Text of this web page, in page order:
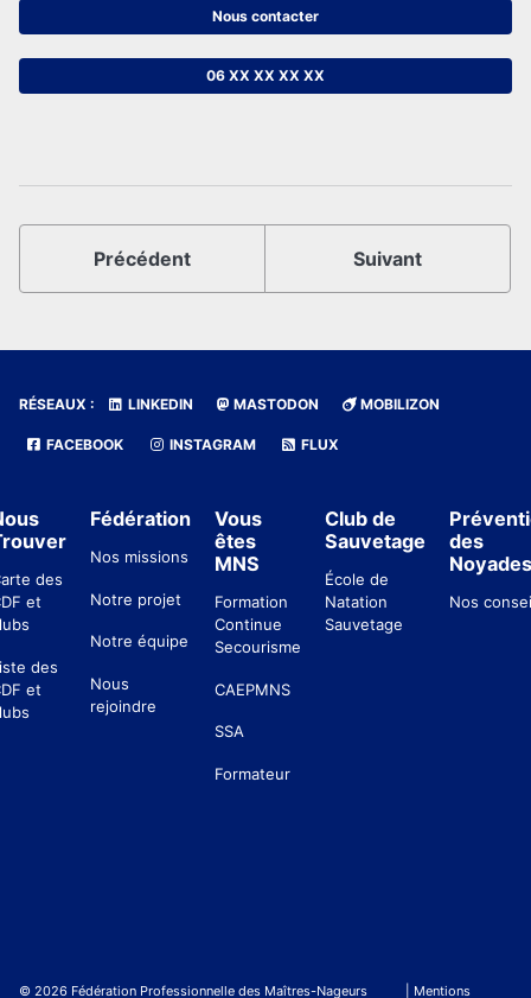
Nous contacter
06 XX XX XX XX
Précédent Suivant
RÉSEAUX : LINKEDIN MASTODON MOBILIZON
FACEBOOK INSTAGRAM FLUX
des
et
des
et
Fédération
Nos missions
Notre projet
Notre équipe
Nous
rejoindre
Vous
êtes
MNS
Formation
Continue
Secourisme
CAEPMNS
SSA
Formateur
Club de
Sauvetage
École de
Natation
Sauvetage
des
Noyades
Nos
© 2026 Fédération Professionnelle des Maîtres-Nageurs
| Mentions